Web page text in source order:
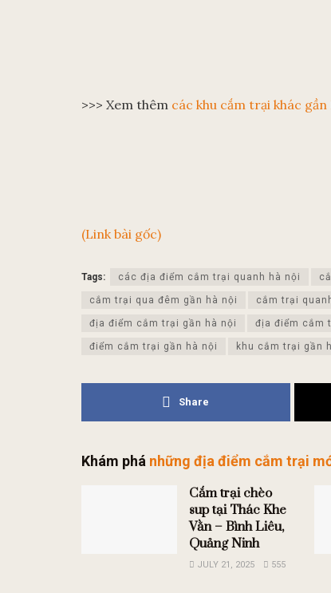
>>> Xem thêm các khu cắm trại khác gần
(Link bài gốc)
Tags: các địa điểm cắm trại quanh hà nội
cắm trại qua đêm gần hà nội cắm trại
địa điểm cắm trại gần hà nội địa điểm cắm
điểm cắm trại gần hà nội khu cắm trại gần
Share
Khám phá những địa điểm cắm trại
Cắm trại chèo
sup tại Thác Khe
Vằn – Bình Liêu,
Quảng Ninh
JULY 21, 2025 555